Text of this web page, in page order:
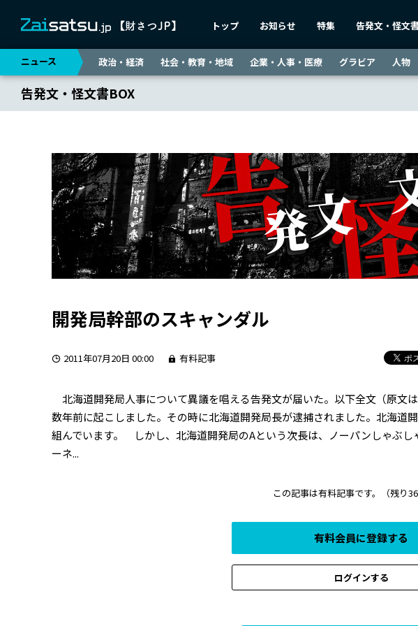
トップ お知らせ 特集 告発文・怪文
ニュース 政治・経済 社会・教育・地域 企業・人事・医療 グラビア 人物
告発文・怪文書BOX
開発局幹部のスキャンダル
2011年07月20日 00:00 有料記事
北海道開発局人事について異議を唱える告発文が届いた。以下全文（原
数年前に起こしました。その時に北海道開発局長が逮捕されました。北海道
組んでいます。 しかし、北海道開発局のAという次長は、ノーパンしゃぶ
ーネ...
この記事は有料記事です。 （残り
有料会員に登録する
ログインする